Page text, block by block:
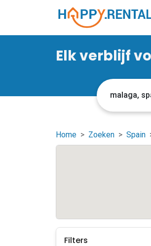
Elk verblijf
Home Zoeken Spain
Filters